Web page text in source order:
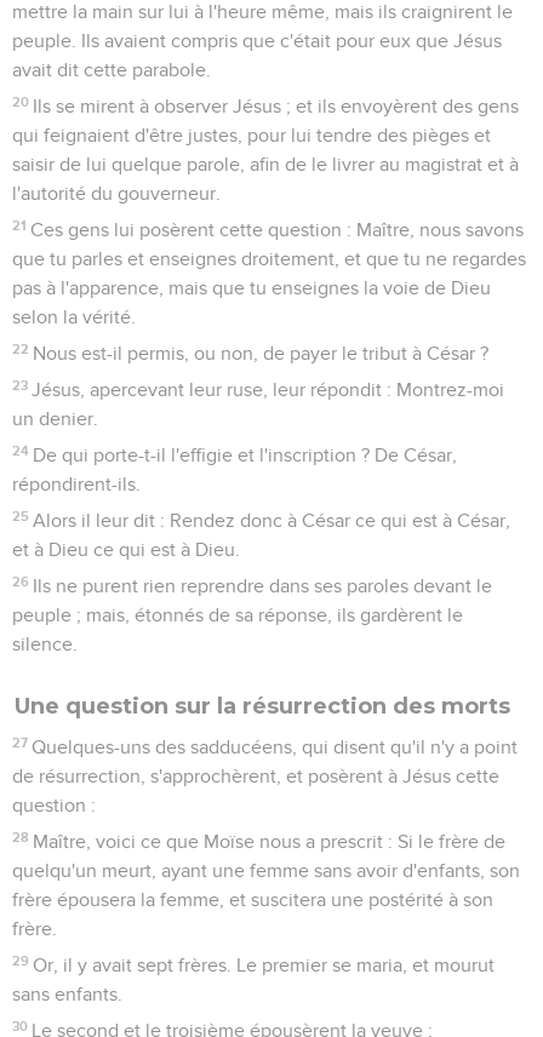
mettre la main sur lui à l'heure même, mais ils craignirent le
peuple. Ils avaient compris que c'était pour eux que Jésus
avait dit cette parabole.
20 Ils se mirent à observer Jésus ; et ils envoyèrent des gens
qui feignaient d'être justes, pour lui tendre des pièges et
saisir de lui quelque parole, afin de le livrer au magistrat et à
l'autorité du gouverneur.
21 Ces gens lui posèrent cette question : Maître, nous savons
que tu parles et enseignes droitement, et que tu ne regardes
pas à l'apparence, mais que tu enseignes la voie de Dieu
selon la vérité.
22 Nous est-il permis, ou non, de payer le tribut à César ?
23 Jésus, apercevant leur ruse, leur répondit : Montrez-moi
un denier.
24 De qui porte-t-il l'effigie et l'inscription ? De César,
répondirent-ils.
25 Alors il leur dit : Rendez donc à César ce qui est à César,
et à Dieu ce qui est à Dieu.
26 Ils ne purent rien reprendre dans ses paroles devant le
peuple ; mais, étonnés de sa réponse, ils gardèrent le
silence.
Une question sur la résurrection des morts
27 Quelques-uns des sadducéens, qui disent qu'il n'y a point
de résurrection, s'approchèrent, et posèrent à Jésus cette
question :
28 Maître, voici ce que Moïse nous a prescrit : Si le frère de
quelqu'un meurt, ayant une femme sans avoir d'enfants, son
frère épousera la femme, et suscitera une postérité à son
frère.
29 Or, il y avait sept frères. Le premier se maria, et mourut
sans enfants.
30 Le second et le troisième épousèrent la veuve ;